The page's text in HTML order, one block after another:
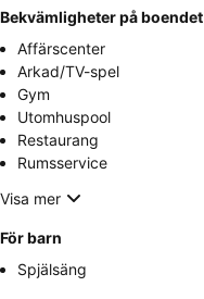
Bekvämligheter på boendet
Affärscenter
Arkad/TV-spel
Gym
Utomhuspool
Restaurang
Rumsservice
Visa mer
För barn
Spjälsäng